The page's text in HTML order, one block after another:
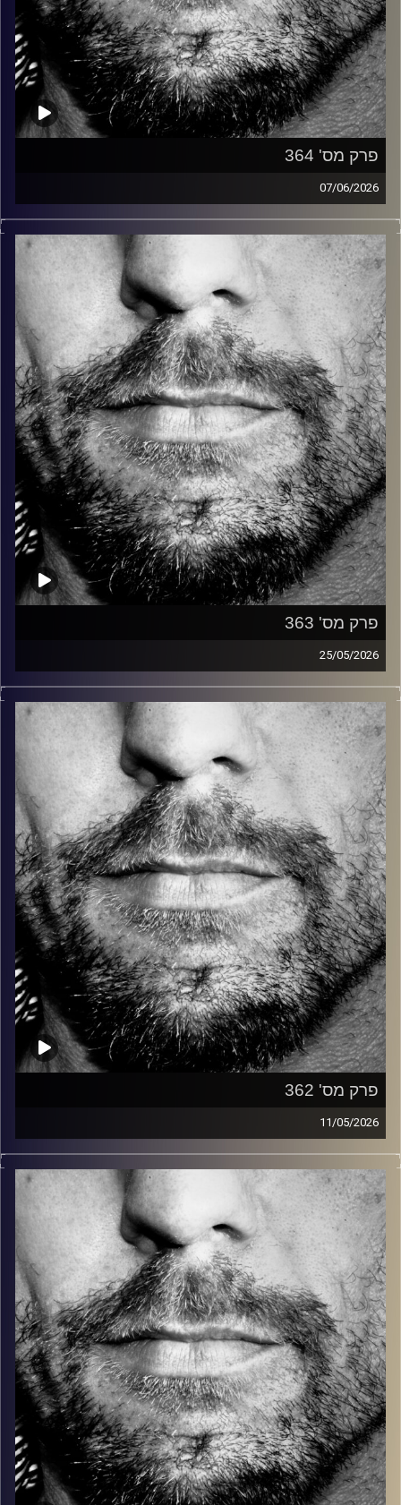
פרק מס' 364
07/06/2026
זיפים, מוזיקה מחוספסת של הופעות חיות. הרבה ג'אם, רוק,
בלוז, bluegrass, ג'אז, Fאנק, פרוגרסיב ואפילו אלקטרוניקה.
כל מה שחי, אמיתי ונושם.
עם שמוליק רגב.
קרדיט תמונות: David Goehring
פרק מס' 363
25/05/2026
זיפים, מוזיקה מחוספסת של הופעות חיות. הרבה ג'אם, רוק,
בלוז, bluegrass, ג'אז, Fאנק, פרוגרסיב ואפילו אלקטרוניקה.
כל מה שחי, אמיתי ונושם.
עם שמוליק רגב.
קרדיט תמונות: David Goehring
פרק מס' 362
11/05/2026
זיפים, מוזיקה מחוספסת של הופעות חיות. הרבה ג'אם, רוק,
בלוז, bluegrass, ג'אז, Fאנק, פרוגרסיב ואפילו אלקטרוניקה.
כל מה שחי, אמיתי ונושם.
עם שמוליק רגב.
קרדיט תמונות: David Goehring